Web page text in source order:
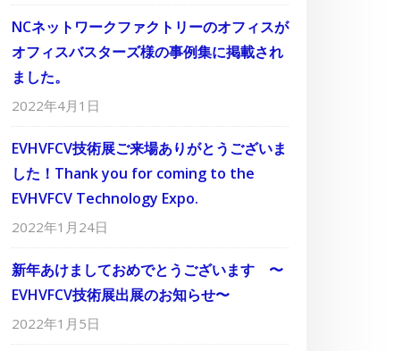
NCネットワークファクトリーのオフィスが
オフィスバスターズ様の事例集に掲載され
ました。
2022年4月1日
EVHVFCV技術展ご来場ありがとうございま
した！Thank you for coming to the
EVHVFCV Technology Expo.
2022年1月24日
新年あけましておめでとうございます 〜
EVHVFCV技術展出展のお知らせ〜
2022年1月5日